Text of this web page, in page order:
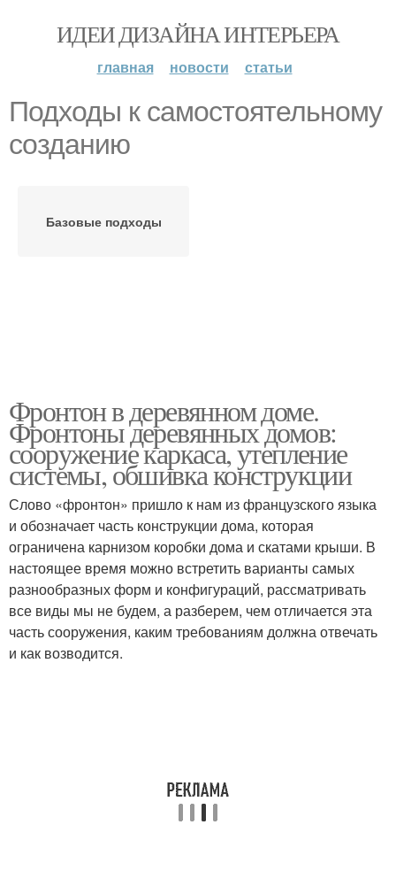
ИДЕИ ДИЗАЙНА ИНТЕРЬЕРА
главная новости статьи
Подходы к самостоятельному
созданию
Базовые подходы
Фронтон в деревянном доме.
Фронтоны деревянных домов:
сооружение каркаса, утепление
системы, обшивка конструкции
Слово «фронтон» пришло к нам из французского языка
и обозначает часть конструкции дома, которая
ограничена карнизом коробки дома и скатами крыши. В
настоящее время можно встретить варианты самых
разнообразных форм и конфигураций, рассматривать
все виды мы не будем, а разберем, чем отличается эта
часть сооружения, каким требованиям должна отвечать
и как возводится.